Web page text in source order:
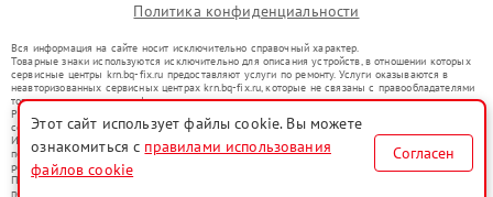
Политика конфиденциальности
Вся информация на сайте носит исключительно справочный характер.
Товарные знаки используются исключительно для описания устройств, в отношении которых
сервисные центры krn.bq-fix.ru предоставляют услуги по ремонту. Услуги оказываются в
неавторизованных сервисных центрах krn.bq-fix.ru, которые не связаны с правообладателями
товарных знаков или их официальными представителями.
Ремонт осуществляется для устройств, уже введенных в гражданский оборот в соответствии
со статьей 1487 ГК РФ.
Использование товарных знаков не преследует цели индивидуализации услуг или введения
потребителей в заблуждение, а служит для информирования о предоставляемых услугах по
ремонту техники указанных брендов.
Представленная на сайте информация не является публичной офертой, определяемой
положениями Статьи 437(2) Гражданского кодекса РФ
Этот сайт использует файлы cookie. Вы можете
ознакомиться с правилами использования
файлов cookie
Согласен